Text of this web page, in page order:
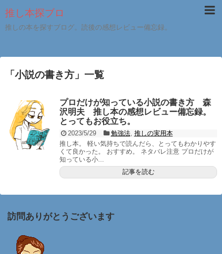
推し本探ブロ
推しの本を探すブログ。読後の感想レビュー備忘録。
「 小説の書き方 」 一覧
プロだけが知っている小説の書き方 森
沢明夫 推し本の感想レビュー備忘録。
とってもお役立ち。
2023/5/29 勉強法, 推しの実用本
推し本。 軽い気持ちで読んだら、とってもわかりやす
くて良かった。 おすすめ。 ネタバレ注意 プロだけが
知っている小...
記事を読む
訪問ありがとうございます